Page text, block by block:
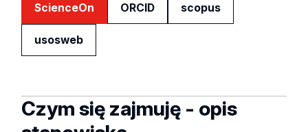
ScienceOn ORCID scopus
usosweb
Czym się zajmuję - opis